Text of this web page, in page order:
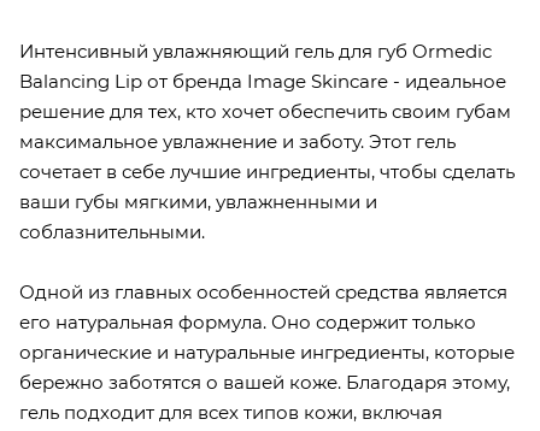
Интенсивный увлажняющий гель для губ Ormedic
Balancing Lip от бренда Image Skincare - идеальное
решение для тех, кто хочет обеспечить своим губам
максимальное увлажнение и заботу. Этот гель
сочетает в себе лучшие ингредиенты, чтобы сделать
ваши губы мягкими, увлажненными и
соблазнительными.
Одной из главных особенностей средства является
его натуральная формула. Оно содержит только
органические и натуральные ингредиенты, которые
бережно заботятся о вашей коже. Благодаря этому,
гель подходит для всех типов кожи, включая